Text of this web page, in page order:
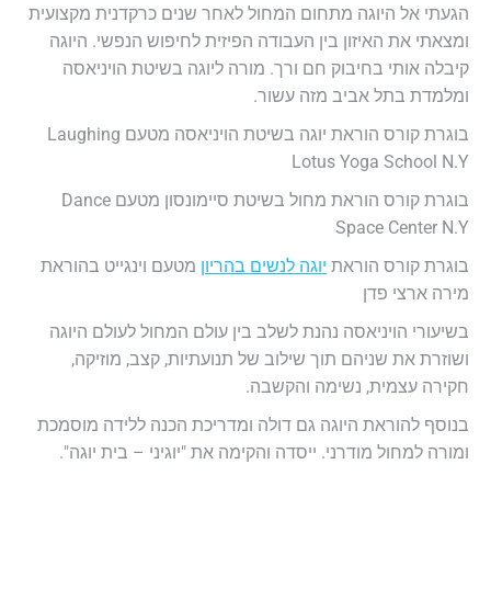
הגעתי אל היוגה מתחום המחול לאחר שנים כרקדנית מקצועית
ומצאתי את האיזון בין העבודה הפיזית לחיפוש הנפשי. היוגה
קיבלה אותי בחיבוק חם ורך. מורה ליוגה בשיטת הויניאסה
ומלמדת בתל אביב מזה עשור.
בוגרת קורס הוראת יוגה בשיטת הויניאסה מטעם Laughing
Lotus Yoga School N.Y
בוגרת קורס הוראת מחול בשיטת סיימונסון מטעם Dance
Space Center N.Y
בוגרת קורס הוראת יוגה לנשים בהריון מטעם וינגייט בהוראת
מירה ארצי פדן
בשיעורי הויניאסה נהנת לשלב בין עולם המחול לעולם היוגה
ושוזרת את שניהם תוך שילוב של תנועתיות, קצב, מוזיקה,
חקירה עצמית, נשימה והקשבה.
בנוסף להוראת היוגה גם דולה ומדריכת הכנה ללידה מוסמכת
ומורה למחול מודרני. ייסדה והקימה את "יוגיני – בית יוגה".